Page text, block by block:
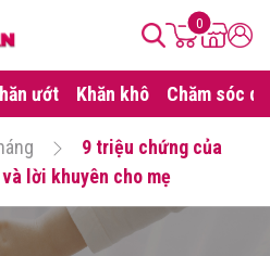
0
ướt Khăn khô Chăm sóc da
9 triệu chứng của
lời khuyên cho mẹ